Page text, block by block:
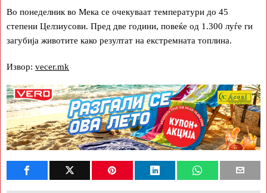
Во понеделник во Мека се очекуваат температури до 45
степени Целзиусови. Пред две години, повеќе од 1.300 луѓе ги
загубија животите како резултат на екстремната топлина.
Извор: vecer.mk